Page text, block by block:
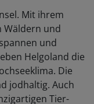
Mit ihrem
Wäldern und
und
Helgoland die
Die
jodhaltig. Auch
Tier-